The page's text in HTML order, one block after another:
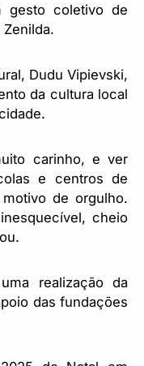
gesto coletivo de
Dudu Vipievski,
da cultura local
carinho, e ver
e centros de
de orgulho.
cheio
realização da
das fundações